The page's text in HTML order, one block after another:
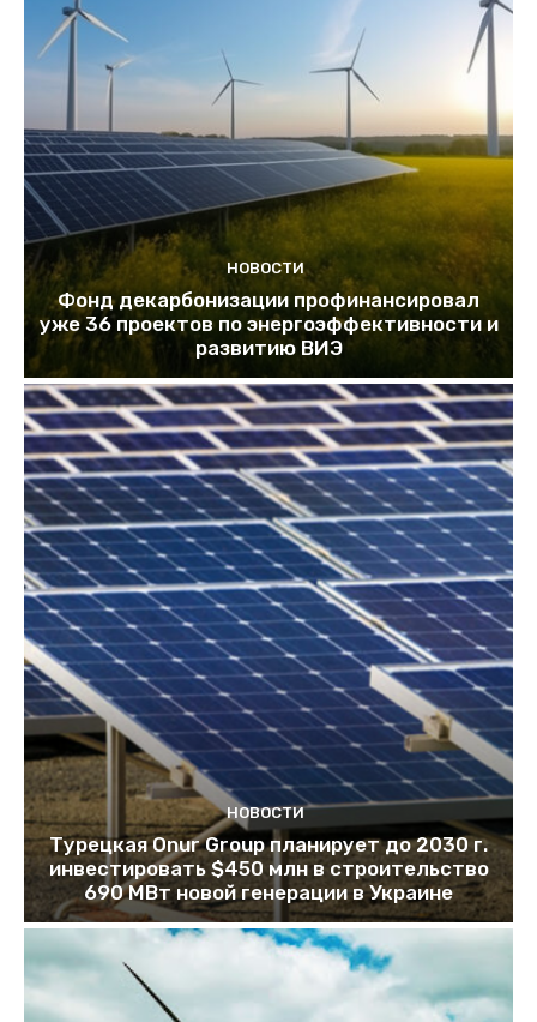
НОВОСТИ
Фонд декарбонизации профинансировал
уже 36 проектов по энергоэффективности и
развитию ВИЭ
НОВОСТИ
Турецкая Onur Group планирует до 2030 г.
инвестировать $450 млн в строительство
690 МВт новой генерации в Украине